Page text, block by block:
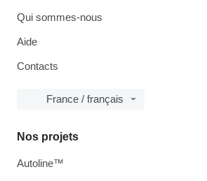
Qui sommes-nous
Aide
Contacts
France / français
Nos projets
Autoline™